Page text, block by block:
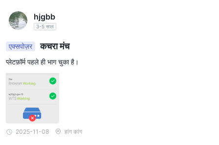
hjgbb
3-5 साल
एक्सपोज़र कचरा मंच
प्लेटफ़ॉर्म पहले ही भाग चुका है।
2025-11-08 हांग कांग